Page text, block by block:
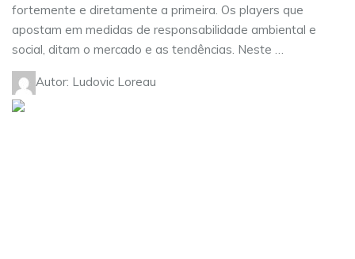
fortemente e diretamente a primeira. Os players que
apostam em medidas de responsabilidade ambiental e
social, ditam o mercado e as tendências. Neste …
Autor: Ludovic Loreau